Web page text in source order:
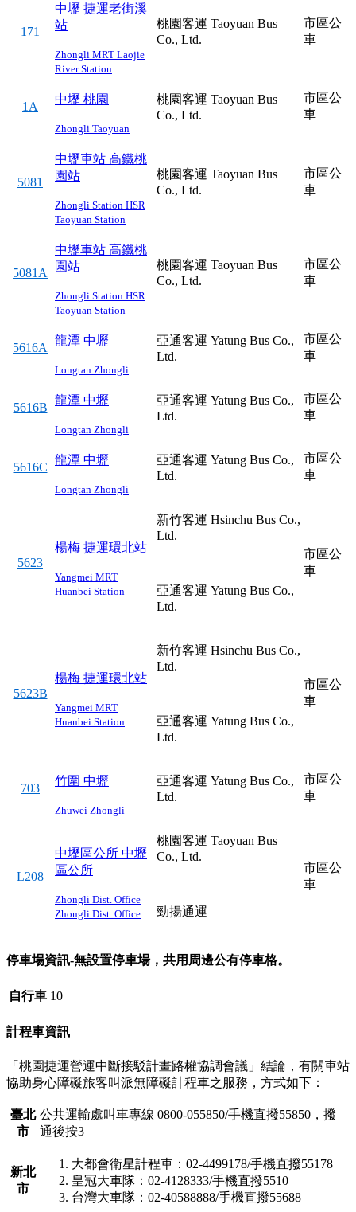
171
中壢 捷運老街溪
站
Zhongli MRT Laojie
River Station
桃園客運 Taoyuan Bus
Co., Ltd.
市區公
車
1A
中壢 桃園
Zhongli Taoyuan
桃園客運 Taoyuan Bus
Co., Ltd.
市區公
車
5081
中壢車站 高鐵桃
園站
Zhongli Station HSR
Taoyuan Station
桃園客運 Taoyuan Bus
Co., Ltd.
市區公
車
5081A
中壢車站 高鐵桃
園站
Zhongli Station HSR
Taoyuan Station
桃園客運 Taoyuan Bus
Co., Ltd.
市區公
車
5616A
龍潭 中壢
Longtan Zhongli
亞通客運 Yatung Bus Co.,
Ltd.
市區公
車
5616B
龍潭 中壢
Longtan Zhongli
亞通客運 Yatung Bus Co.,
Ltd.
市區公
車
5616C
龍潭 中壢
Longtan Zhongli
亞通客運 Yatung Bus Co.,
Ltd.
市區公
車
5623
楊梅 捷運環北站
Yangmei MRT
Huanbei Station
新竹客運 Hsinchu Bus Co.,
Ltd.
亞通客運 Yatung Bus Co.,
Ltd.
市區公
車
5623B
楊梅 捷運環北站
Yangmei MRT
Huanbei Station
新竹客運 Hsinchu Bus Co.,
Ltd.
亞通客運 Yatung Bus Co.,
Ltd.
市區公
車
703
竹圍 中壢
Zhuwei Zhongli
亞通客運 Yatung Bus Co.,
Ltd.
市區公
車
L208
中壢區公所 中壢
區公所
Zhongli Dist. Office
Zhongli Dist. Office
桃園客運 Taoyuan Bus
Co., Ltd.
勁揚通運
市區公
車
停車場資訊-無設置停車場，共用周邊公有停車格。
自行車 10
計程車資訊
「桃園捷運營運中斷接駁計畫路權協調會議」結論，有關車站
協助身心障礙旅客叫派無障礙計程車之服務，方式如下：
臺北
市
公共運輸處叫車專線 0800-055850/手機直撥55850，撥
通後按3
新北
市
大都會衛星計程車：02-4499178/手機直撥55178
皇冠大車隊：02-4128333/手機直撥5510
台灣大車隊：02-40588888/手機直撥55688